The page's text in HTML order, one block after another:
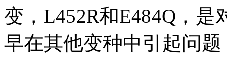
变，L452R和E484Q，
早在其他变种中引起问